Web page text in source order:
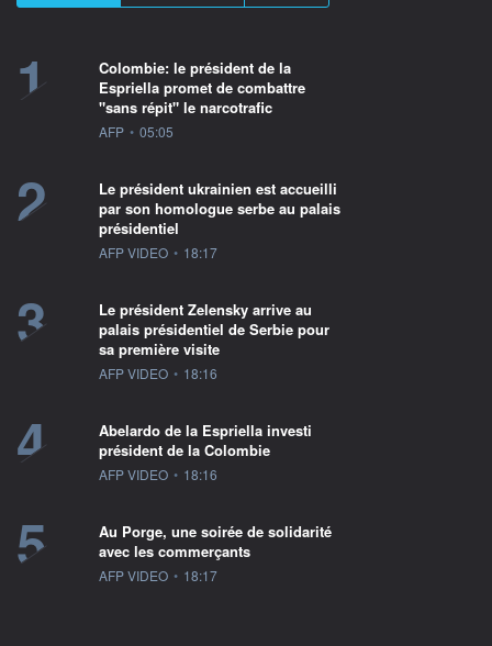
1
Colombie: le président de la
Espriella promet de combattre
"sans répit" le narcotrafic
information fournie par
AFP • 05:05
2
Le président ukrainien est accueilli
par son homologue serbe au palais
présidentiel
information fournie par
AFP VIDEO • 18:17
3
Le président Zelensky arrive au
palais présidentiel de Serbie pour
sa première visite
information fournie par
AFP VIDEO • 18:16
4
Abelardo de la Espriella investi
président de la Colombie
information fournie par
AFP VIDEO • 18:16
5
Au Porge, une soirée de solidarité
avec les commerçants
information fournie par
AFP VIDEO • 18:17